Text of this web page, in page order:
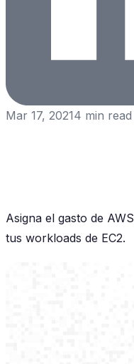
Mar 17, 20214 min read
Asigna el gasto de
tus workloads de EC2.